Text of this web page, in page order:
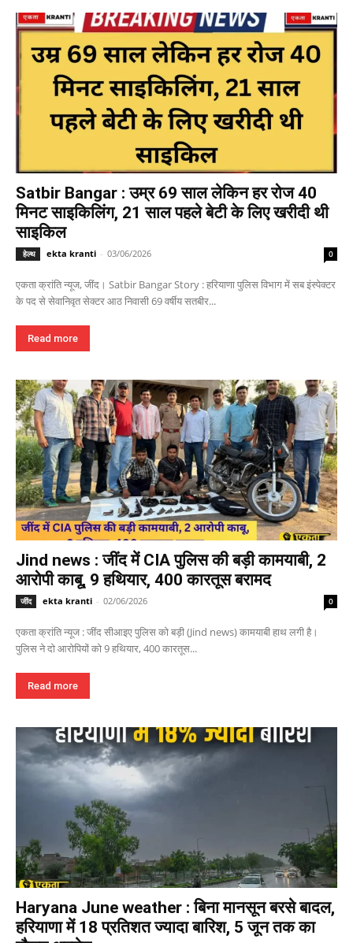
Satbir Bangar : उम्र 69 साल लेकिन हर रोज 40
मिनट साइकिलिंग, 21 साल पहले बेटी के लिए खरीदी थी
साइकिल
हेल्थ ekta kranti - 03/06/2026 0
एकता क्रांति न्यूज, जींद। Satbir Bangar Story : हरियाणा पुलिस विभाग में सब इंस्पेक्टर
के पद से सेवानिवृत सेक्टर आठ निवासी 69 वर्षीय सतबीर...
Read more
Jind news : जींद में CIA पुलिस की बड़ी कामयाबी, 2
आरोपी काबू, 9 हथियार, 400 कारतूस बरामद
जींद ekta kranti - 02/06/2026 0
एकता क्रांति न्यूज : जींद सीआइए पुलिस को बड़ी (Jind news) कामयाबी हाथ लगी है।
पुलिस ने दो आरोपियों को 9 हथियार, 400 कारतूस...
Read more
Haryana June weather : बिना मानसून बरसे बादल,
हरियाणा में 18 प्रतिशत ज्यादा बारिश, 5 जून तक का